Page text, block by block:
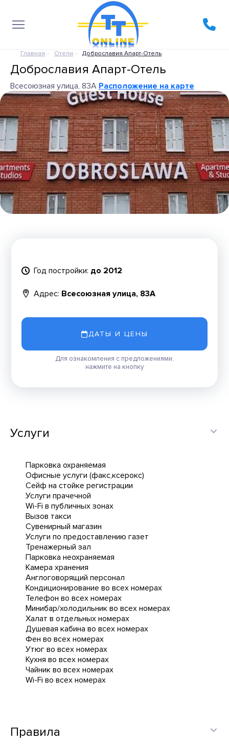
Главная Отели Доброславия Апарт-Отель
Доброславия Апарт-Отель
Всесоюзная улица, 83А Расположение на карте
Год постройки: до 2012
Адрес: Всесоюзная улица, 83А
ДАТЫ И ЦЕНЫ
Для ознакомления с предложениями,
нажмите на кнопку
Услуги
Парковка охраняемая
Офисные услуги (факс,ксерокс)
Сейф на стойке регистрации
Услуги прачечной
Wi-Fi в публичных зонах
Вызов такси
Сувенирный магазин
Услуги по предоставлению газет
Тренажерный зал
Парковка неохраняемая
Камера хранения
Англоговорящий персонал
Кондиционирование во всех номерах
Телефон во всех номерах
Минибар/холодильник во всех номерах
Халат в отдельных номерах
Душевая кабина во всех номерах
Фен во всех номерах
Утюг во всех номерах
Кухня во всех номерах
Чайник во всех номерах
Wi-Fi во всех номерах
Правила